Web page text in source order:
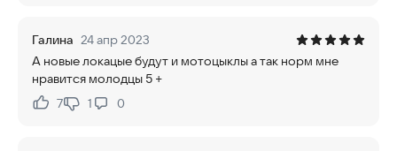
Галина 24 апр 2023
А новые локацые будут и мотоцыклы а так норм мне
нравится молодцы 5 +
Нравится:
7Не нравится:
1 0